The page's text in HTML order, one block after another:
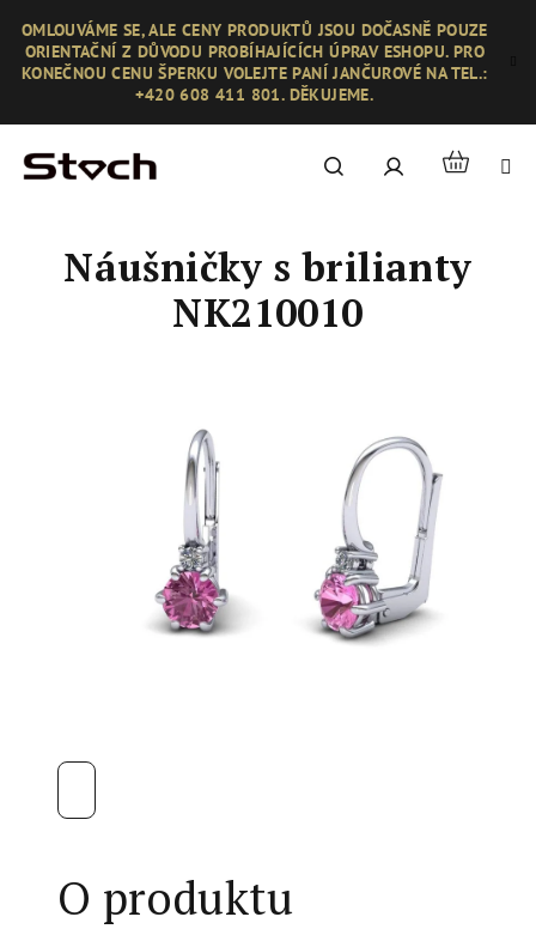
obsah
OMLOUVÁME SE, ALE CENY PRODUKTŮ JSOU DOČASNĚ POUZE
ORIENTAČNÍ Z DŮVODU PROBÍHAJÍCÍCH ÚPRAV ESHOPU. PRO
KONEČNOU CENU ŠPERKU VOLEJTE PANÍ JANČUROVÉ NA TEL.:
+420 608 411 801. DĚKUJEME.
Hledat PřihlášeníNákupní
Náušničky s brilianty
NK210010
O produktu